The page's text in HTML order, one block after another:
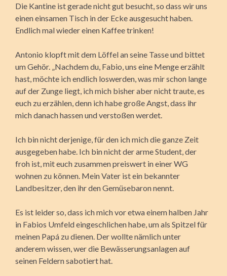
Die Kantine ist gerade nicht gut besucht, so dass wir uns
einen einsamen Tisch in der Ecke ausgesucht haben.
Endlich mal wieder einen Kaffee trinken!
Antonio klopft mit dem Löffel an seine Tasse und bittet
um Gehör. „Nachdem du, Fabio, uns eine Menge erzählt
hast, möchte ich endlich loswerden, was mir schon lange
auf der Zunge liegt, ich mich bisher aber nicht traute, es
euch zu erzählen, denn ich habe große Angst, dass ihr
mich danach hassen und verstoßen werdet.
Ich bin nicht derjenige, für den ich mich die ganze Zeit
ausgegeben habe. Ich bin nicht der arme Student, der
froh ist, mit euch zusammen preiswert in einer WG
wohnen zu können. Mein Vater ist ein bekannter
Landbesitzer, den ihr den Gemüsebaron nennt.
Es ist leider so, dass ich mich vor etwa einem halben Jahr
in Fabios Umfeld eingeschlichen habe, um als Spitzel für
meinen Papá zu dienen. Der wollte nämlich unter
anderem wissen, wer die Bewässerungsanlagen auf
seinen Feldern sabotiert hat.